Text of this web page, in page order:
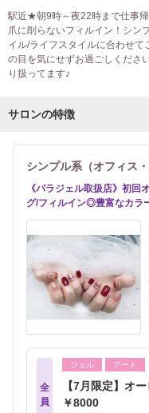
駅近★朝9時～夜22時まで仕事
爪に削らないフィルイン！シン
イル/ライフスタイルに合わせて
の目を気にせずお過ごしくださ
り扱ってます♪
サロンの特徴
シンプル系（オフィス
《パラジェル取扱店》初回
グ/フィルイン◎豊富なカラ
全
員
ジェル アート
【7月限定】オ
￥8000